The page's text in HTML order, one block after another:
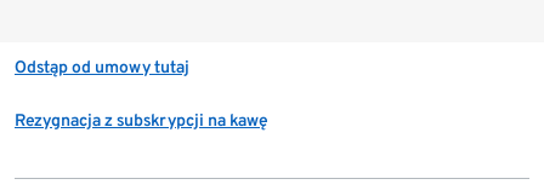
Odstąp od umowy tutaj
Rezygnacja z subskrypcji na kawę